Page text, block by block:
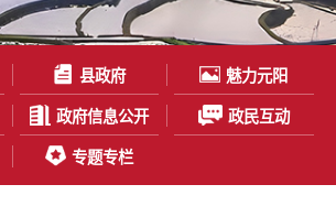
县政府 魅力元阳
政府信息公开 政民互动
专题专栏